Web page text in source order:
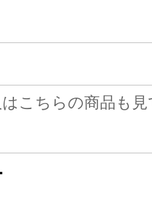
こちらの商品も